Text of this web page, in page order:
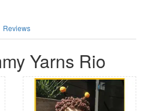
Reviews
Yarns Rio